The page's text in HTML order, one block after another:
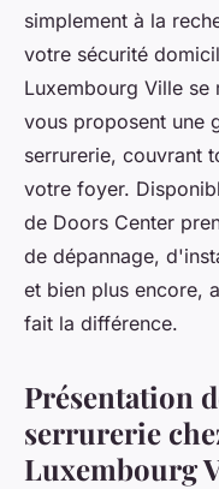
simplement à la
votre sécurité
Luxembourg Ville se
vous proposent une
serrurerie, couvrant
votre foyer.
de Doors Center
de dépannage,
et bien plus encore,
fait la différence.
Présentation
serrurerie
Luxembourg